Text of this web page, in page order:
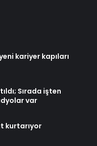
kariyer kapıları
Sırada işten
var
kurtarıyor